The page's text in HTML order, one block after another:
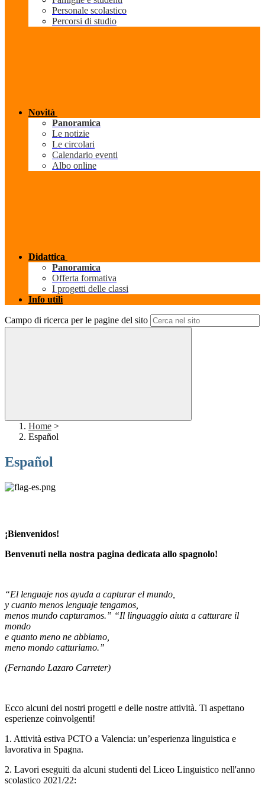
Personale scolastico
Percorsi di studio
Novità
Panoramica
Le notizie
Le circolari
Calendario eventi
Albo online
Didattica
Panoramica
Offerta formativa
I progetti delle classi
Info utili
Campo di ricerca per le pagine del sito
Home >
Español
Español
¡Bienvenidos!
Benvenuti nella nostra pagina dedicata allo spagnolo!
“El lenguaje nos ayuda a capturar el mundo,
y cuanto menos lenguaje tengamos,
menos mundo capturamos.” “Il linguaggio aiuta a catturare il
mondo
e quanto meno ne abbiamo,
meno mondo catturiamo.”
(Fernando Lazaro Carreter)
Ecco alcuni dei nostri progetti e delle nostre attività. Ti aspettano
esperienze coinvolgenti!
1. Attività estiva PCTO a Valencia: un’esperienza linguistica e
lavorativa in Spagna.
2. Lavori eseguiti da alcuni studenti del Liceo Linguistico nell'anno
scolastico 2021/22: